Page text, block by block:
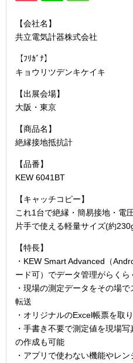
【会社名】
共立電気計器株式会社
【ﾌﾘｶﾞﾅ】
キョウリツデンキケイキ
【出展会場】
大阪・東京
【商品名】
絶縁接地抵抗計
【品番】
KEW 6041BT
【キャッチコピー】
これ1台で絶縁・簡易接地・電
片手で使える軽量サイズ(約
【特長】
・KEW Smart Advanced（
ード可）でデータ管理がらくら
・現場の測定データをその場
転送
・オリジナルのExcel帳票を取
・手書き不要で測定値を現場
の作成も可能
・アプリで使わない機能やレ